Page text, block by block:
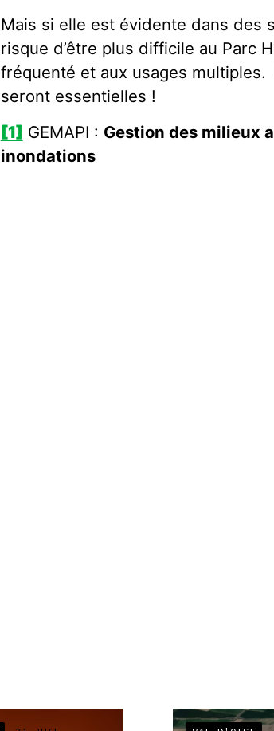
Mais si elle est évidente dans des
risque d’être plus difficile au Parc
fréquenté et aux usages
seront essentielles !
[1] GEMAPI : Gestion des milieux
inondations